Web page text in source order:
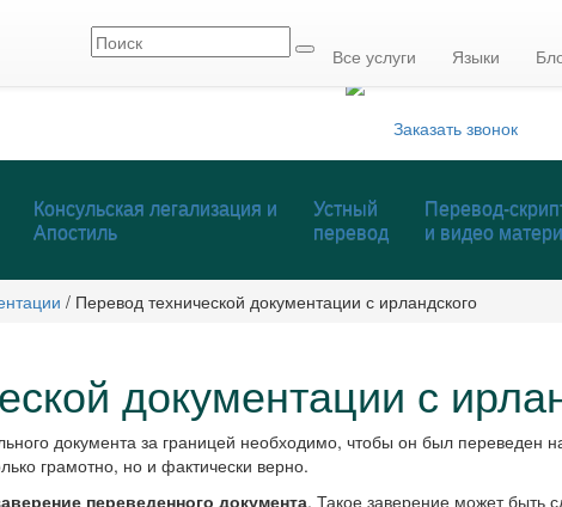
Все услуги Языки
+7 (495) 795-84-05
Заказать звонок
Консульская легализация и
Апостиль
Устный
перевод
Перевод-
и видео
/ Перевод технической документации с ирландского
документации с
документа за границей необходимо, чтобы он был
грамотно, но и фактически верно.
переведенного документа. Такое заверение может быть